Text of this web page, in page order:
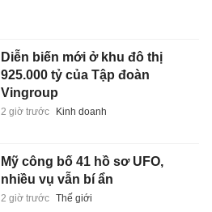
Diễn biến mới ở khu đô thị
925.000 tỷ của Tập đoàn
Vingroup
2 giờ trước Kinh doanh
Mỹ công bố 41 hồ sơ UFO,
nhiều vụ vẫn bí ẩn
2 giờ trước Thế giới